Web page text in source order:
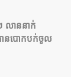
លាននាក់
ានបោកបក់ចូល